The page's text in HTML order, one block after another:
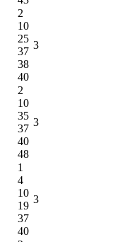
2
10
25
37
38
40
3
2
10
35
37
40
48
3
1
4
10
19
37
40
3